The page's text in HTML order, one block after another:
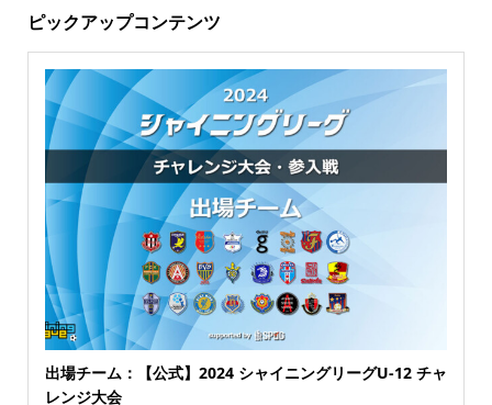
ピックアップコンテンツ
出場チーム：【公式】2024 シャイニングリーグU-12 チャ
レンジ大会